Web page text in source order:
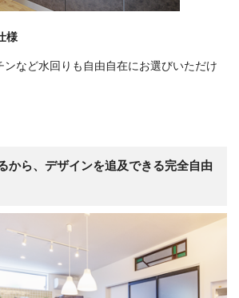
様
ンなど水回りも自由自在にお選びいただけ
から、デザインを追及できる完全自由